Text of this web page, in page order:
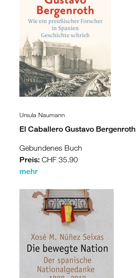
Libanon
Israel
Palästina
Ägypten
Ursula Naumann
El Caballero Gustavo Bergenroth
Gebundenes Buch
Preis: CHF 35.90
mehr